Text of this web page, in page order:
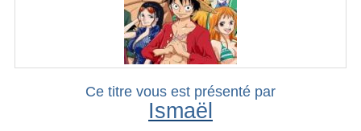
Ce titre vous est présenté par
Ismaël